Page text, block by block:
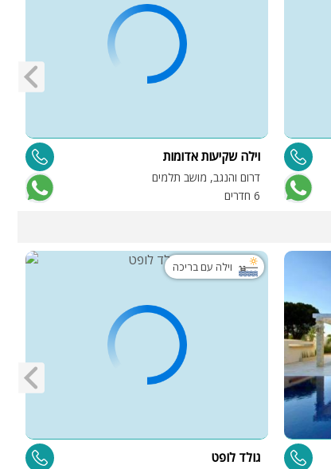
וילה שקיעות אדומות
דרום והנגב, מושב תלמים
6 חדרים
וילה עם בריכה
גולד לופט